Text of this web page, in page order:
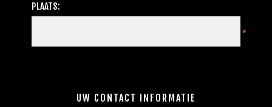
PLAATS:
*
UW CONTACT INFORMATIE